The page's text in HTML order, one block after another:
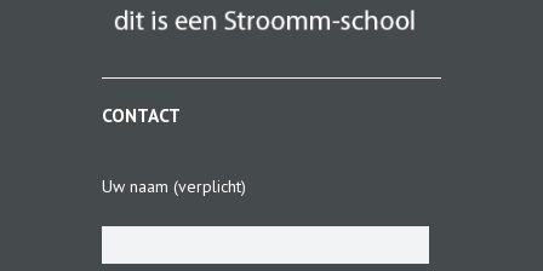
CONTACT
Uw naam (verplicht)